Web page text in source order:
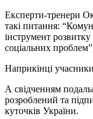
Експерти-тренери
такі питання:
інструмент
соціальних
Наприкінці
А свідченням
розроблений та
куточків України.